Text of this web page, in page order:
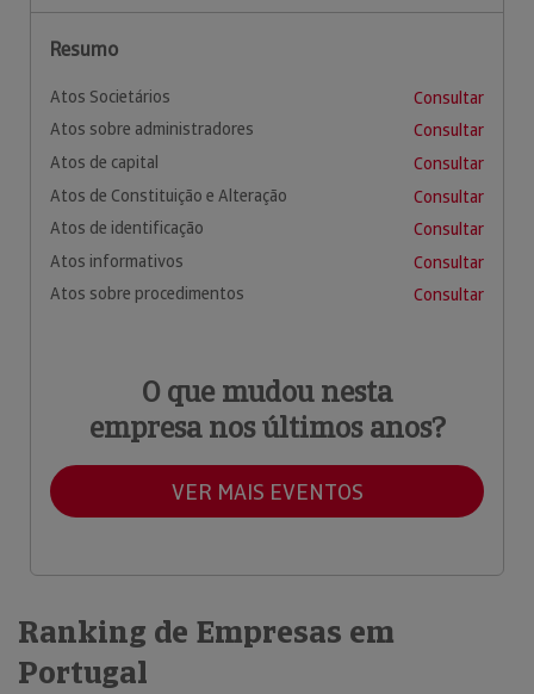
Resumo
Atos Societários
Consultar
Atos sobre administradores
Consultar
Atos de capital
Consultar
Atos de Constituição e Alteração
Consultar
Atos de identificação
Consultar
Atos informativos
Consultar
Atos sobre procedimentos
Consultar
O que mudou nesta
empresa nos últimos anos?
VER MAIS EVENTOS
Ranking de Empresas em
Portugal